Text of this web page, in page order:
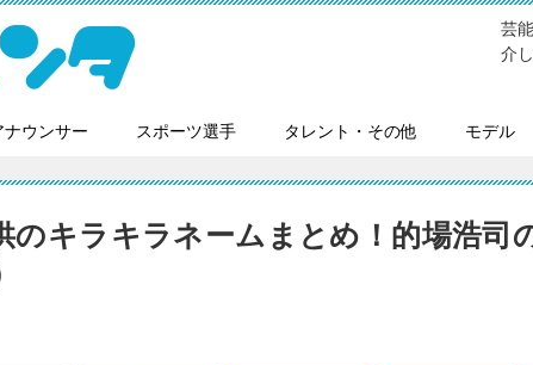
芸
介
ナウンサー スポーツ選手 タレント・その他 モデル
のキラキラネームまとめ！的場浩司